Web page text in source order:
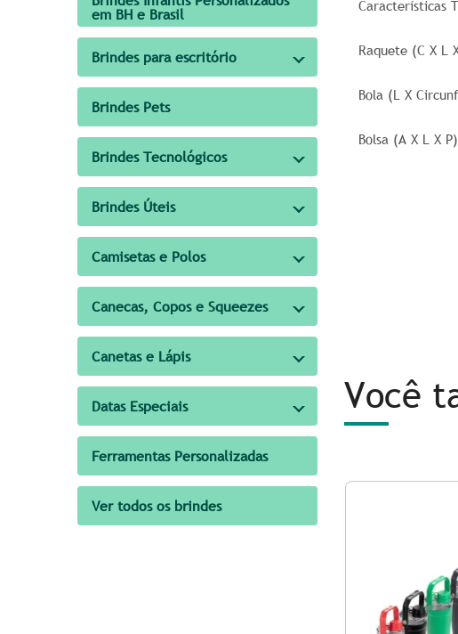
em BH e Brasil
Brindes para escritório
Brindes Pets
Brindes Tecnológicos
Brindes Úteis
Camisetas e Polos
Canecas, Copos e Squeezes
Canetas e Lápis
Datas Especiais
Ferramentas Personalizadas
Ver todos os brindes
Características
Raquete (C X L
Bola (L X
Bolsa (A X L X
Você